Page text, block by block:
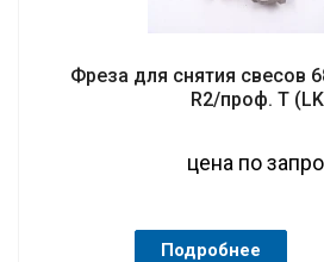
Фреза для снятия свесов
R2/проф. T
цена по
Подробнее